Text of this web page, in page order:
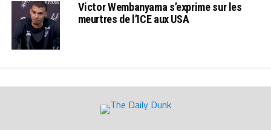
Victor Wembanyama s’exprime sur les
meurtres de l’ICE aux USA